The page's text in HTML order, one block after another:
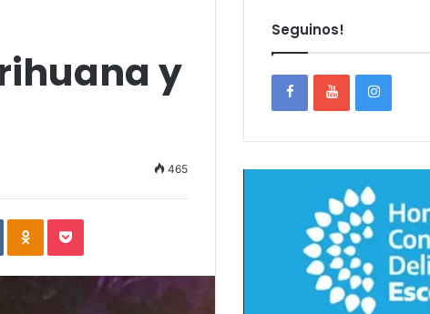
y
465
VKontakteOdnoklassniki
Pocket
Seguinos!